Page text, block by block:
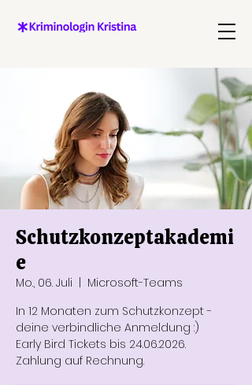
Schutzkonzeptakademi
e
Mo., 06. Juli
Microsoft-Teams
In 12 Monaten zum Schutzkonzept -
deine verbindliche Anmeldung :)
Early Bird Tickets bis 24.06.2026.
Zahlung auf Rechnung.